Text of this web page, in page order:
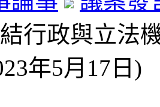
行政與立法
年5月17日)